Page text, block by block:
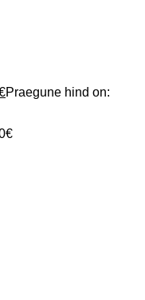
Praegune hind on: